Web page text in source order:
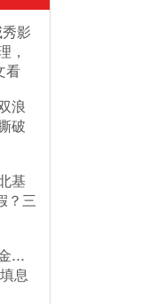
影
，
看
浪
破
基
？三
...
息